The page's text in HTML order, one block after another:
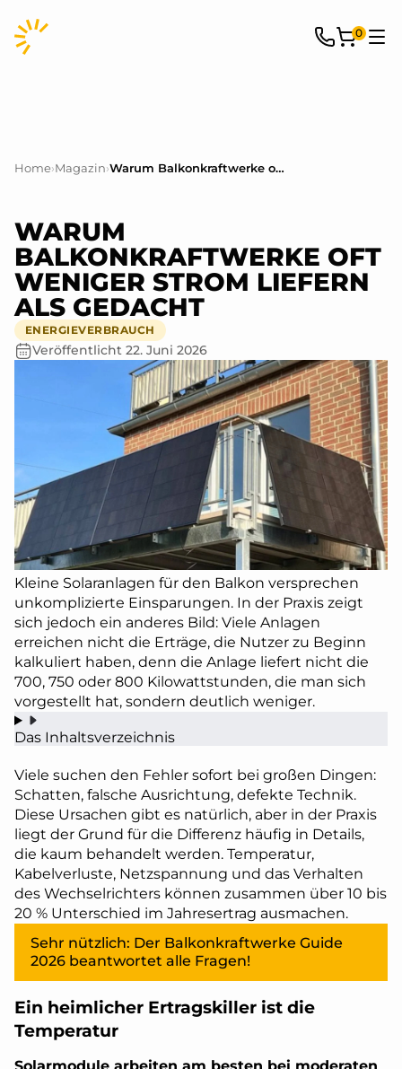
0
Home›Magazin› Warum Balkonkraftwerke oft weniger Strom liefern als gedacht
WARUM
BALKONKRAFTWERKE OFT
WENIGER STROM LIEFERN
ALS GEDACHT
ENERGIEVERBRAUCH
Veröffentlicht 22. Juni 2026
Kleine Solaranlagen für den Balkon versprechen
unkomplizierte Einsparungen. In der Praxis zeigt
sich jedoch ein anderes Bild: Viele Anlagen
erreichen nicht die Erträge, die Nutzer zu Beginn
kalkuliert haben, denn die Anlage liefert nicht die
700, 750 oder 800 Kilowattstunden, die man sich
vorgestellt hat, sondern deutlich weniger.
Das Inhaltsverzeichnis
Viele suchen den Fehler sofort bei großen Dingen:
Schatten, falsche Ausrichtung, defekte Technik.
Diese Ursachen gibt es natürlich, aber in der Praxis
liegt der Grund für die Differenz häufig in Details,
die kaum behandelt werden. Temperatur,
Kabelverluste, Netzspannung und das Verhalten
des Wechselrichters können zusammen über 10 bis
20 % Unterschied im Jahresertrag ausmachen.
Sehr nützlich: Der Balkonkraftwerke Guide
2026 beantwortet alle Fragen!
Ein heimlicher Ertragskiller ist die
Temperatur